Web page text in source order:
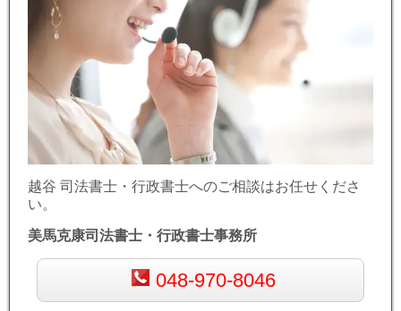
越谷 司法書士・行政書士へのご相談はお任せくださ
い。
美馬克康司法書士・行政書士事務所
048-970-8046